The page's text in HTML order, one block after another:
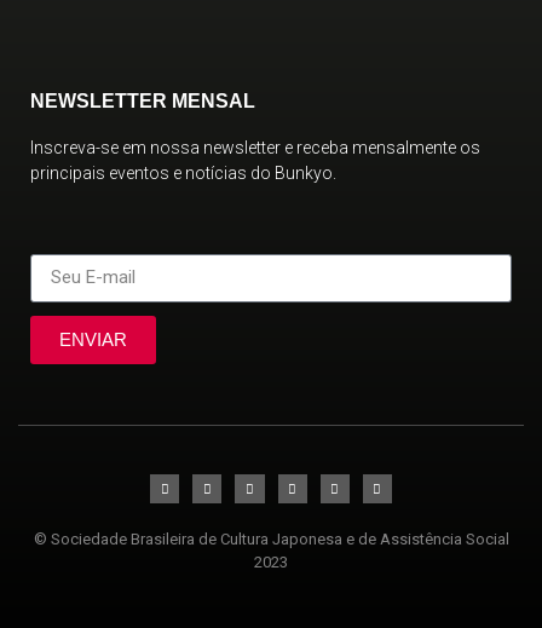
NEWSLETTER MENSAL
Inscreva-se em nossa newsletter e receba mensalmente os
principais eventos e notícias do Bunkyo.
ENVIAR
© Sociedade Brasileira de Cultura Japonesa e de Assistência Social
2023